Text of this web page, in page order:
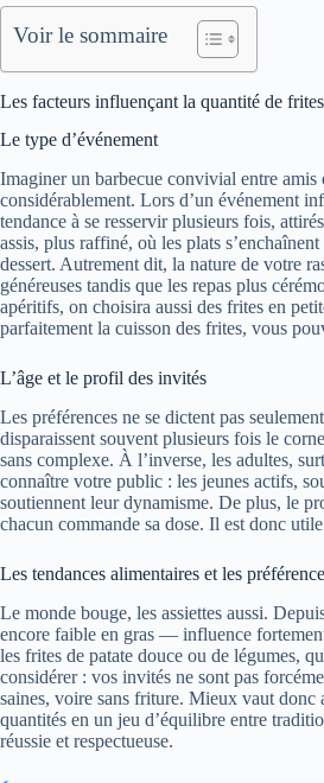
Voir le sommaire
Les facteurs influençant la quantité de
Le type d’événement
Imaginer un barbecue convivial entre amis
considérablement. Lors d’un événement
tendance à se resservir plusieurs fois,
assis, plus raffiné, où les plats
dessert. Autrement dit, la nature de votre
généreuses tandis que les repas plus
apéritifs, on choisira aussi des frites en
parfaitement la cuisson des frites, vous
L’âge et le profil des invités
Les préférences ne se dictent pas
disparaissent souvent plusieurs fois le
sans complexe. À l’inverse, les adultes,
connaître votre public : les jeunes actifs,
soutiennent leur dynamisme. De plus, le
chacun commande sa dose. Il est donc
Les tendances alimentaires et les
Le monde bouge, les assiettes aussi.
encore faible en gras — influence
les frites de patate douce ou de légumes,
considérer : vos invités ne sont pas
saines, voire sans friture. Mieux vaut donc
quantités en un jeu d’équilibre entre
réussie et respectueuse.